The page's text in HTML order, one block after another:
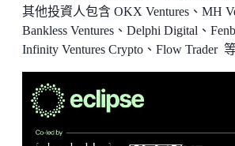
其他投資人包含 OKX Ventures、MH
Bankless Ventures、Delphi Digital、
Infinity Ventures Crypto、Flow Trader